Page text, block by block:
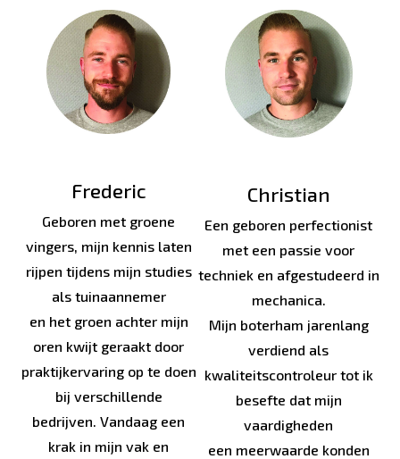
Frederic
Geboren met groene
vingers, mijn kennis laten
rijpen tijdens mijn studies
als tuinaannemer
en het groen achter mijn
oren kwijt geraakt door
praktijkervaring op te doen
bij verschillende
bedrijven. Vandaag een
krak in mijn vak en
Christian
Een geboren perfectionist
met een passie voor
techniek en afgestudeerd in
mechanica.
Mijn boterham jarenlang
verdiend als
kwaliteitscontroleur tot ik
besefte dat mijn
vaardigheden
een meerwaarde konden